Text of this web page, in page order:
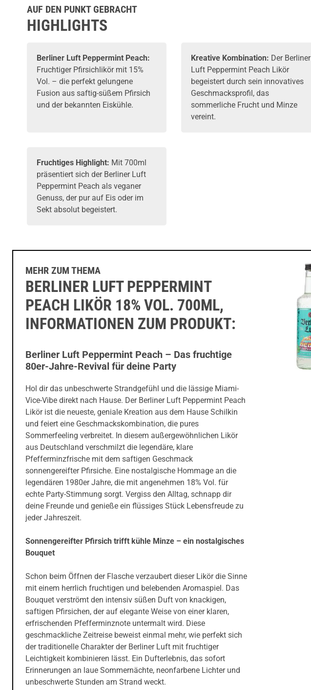
AUF DEN PUNKT GEBRACHT
HIGHLIGHTS
Berliner Luft Peppermint Peach:
Fruchtiger Pfirsichlikörmit 15%
Vol. – die perfekt gelungene
Fusion aus saftig-süßem Pfirsich
und der bekannten Eiskühle.
Kreative Kombination: Der Berliner
Luft Peppermint Peach Likör
begeistert durch sein innovatives
Geschmacksprofil, das
sommerliche Frucht und Minze
vereint.
Fruchtiges Highlight: Mit 700ml
präsentiert sich der Berliner Luft
Peppermint Peach als veganer
Genuss, der pur auf Eis oder im
Sekt absolut begeistert.
MEHR ZUM THEMA
BERLINER LUFT PEPPERMINT
PEACH LIKÖR 18% VOL. 700ML,
INFORMATIONEN ZUM PRODUKT:
Berliner Luft Peppermint Peach – Das fruchtige
80er-Jahre-Revival für deine Party
Hol dir das unbeschwerte Strandgefühl und die lässige Miami-
Vice-Vibe direkt nach Hause. Der Berliner Luft Peppermint Peach
Likör ist die neueste, geniale Kreation aus dem Hause Schilkin
und feiert eine Geschmackskombination, die pures
Sommerfeeling verbreitet. In diesem außergewöhnlichen Likör
aus Deutschland verschmilzt die legendäre, klare
Pfefferminzfrische mit dem saftigen Geschmack
sonnengereifter Pfirsiche. Eine nostalgische Hommage an die
legendären 1980er Jahre, die mit angenehmen 18% Vol. für
echte Party-Stimmung sorgt. Vergiss den Alltag, schnapp dir
deine Freunde und genieße ein flüssiges Stück Lebensfreude zu
jeder Jahreszeit.
Sonnengereifter Pfirsich trifft kühle Minze – ein nostalgisches
Bouquet
Schon beim Öffnen der Flasche verzaubert dieser Likör die Sinne
mit einem herrlich fruchtigen und belebenden Aromaspiel. Das
Bouquet verströmt den intensiv süßen Duft von knackigen,
saftigen Pfirsichen, der auf elegante Weise von einer klaren,
erfrischenden Pfefferminznote untermalt wird. Diese
geschmackliche Zeitreise beweist einmal mehr, wie perfekt sich
der traditionelle Charakter der Berliner Luft mit fruchtiger
Leichtigkeit kombinieren lässt. Ein Dufterlebnis, das sofort
Erinnerungen an laue Sommernächte, neonfarbene Lichter und
unbeschwerte Stunden am Strand weckt.